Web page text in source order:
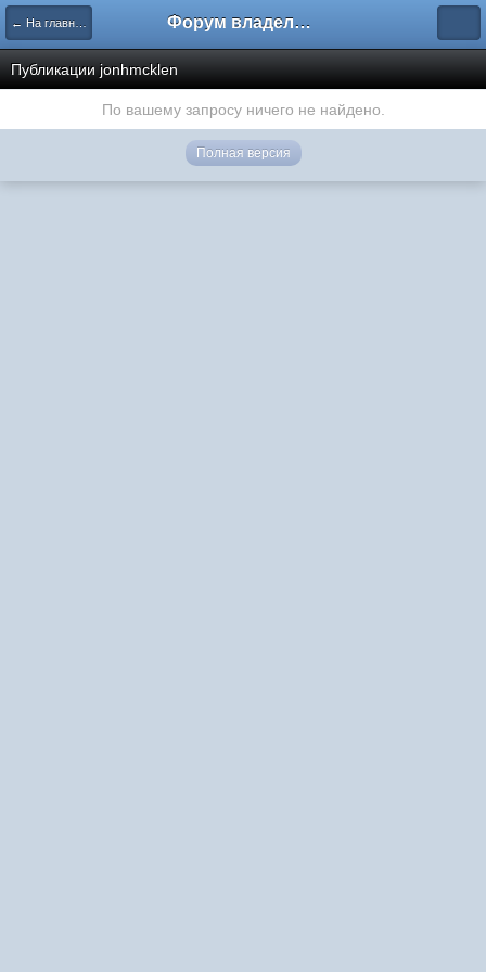
← На главную Форум владельцев интернет-магазинов
Публикации jonhmcklen
По вашему запросу ничего не найдено.
Полная версия